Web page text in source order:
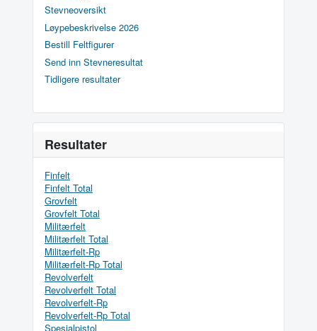
Stevneoversikt
Løypebeskrivelse 2026
Bestill Feltfigurer
Send inn Stevneresultat
Tidligere resultater
Resultater
Finfelt
Finfelt Total
Grovfelt
Grovfelt Total
Militærfelt
Militærfelt Total
Militærfelt-Rp
Militærfelt-Rp Total
Revolverfelt
Revolverfelt Total
Revolverfelt-Rp
Revolverfelt-Rp Total
Spesialpistol